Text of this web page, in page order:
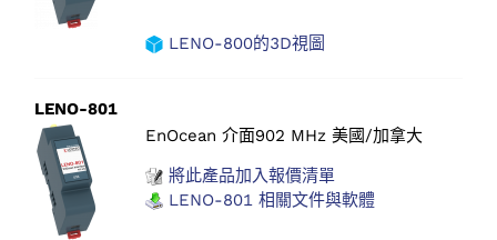
LENO-800的3D視圖
LENO-801
EnOcean 介面902 MHz 美國/加拿大
將此產品加入報價清單
LENO-801 相關文件與軟體